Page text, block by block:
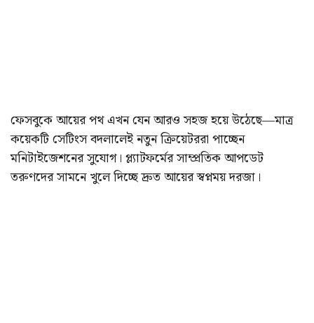
ফেসবুকে আয়ের পথ এখন যেন আরও সহজ হয়ে উঠেছে—মাত্র
কয়েকটি সেটিংস বদলালেই নতুন ক্রিয়েটররা পাচ্ছেন
মনিটাইজেশনের সুযোগ। প্ল্যাটফর্মের সাম্প্রতিক আপডেট
তরুণদের সামনে খুলে দিচ্ছে দ্রুত আয়ের স্বপ্নময় দরজা।